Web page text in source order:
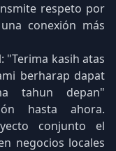
respeto por
conexión más
: "Terima kasih atas
berharap dapat
tahun depan"
hasta ahora.
conjunto el
negocios locales